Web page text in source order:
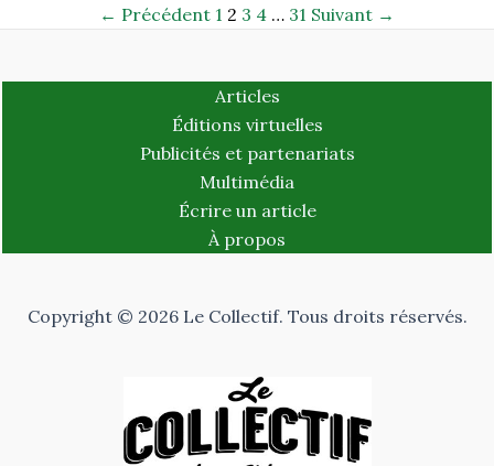
← Précédent 1 2 3 4 … 31 Suivant →
Articles
Éditions virtuelles
Publicités et partenariats
Multimédia
Écrire un article
À propos
Copyright © 2026 Le Collectif. Tous droits réservés.